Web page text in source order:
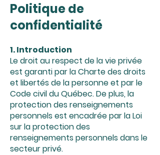
Politique de
confidentialité
1. Introduction
Le droit au respect de la vie privée
est garanti par la Charte des droits
et libertés de la personne et par le
Code civil du Québec. De plus, la
protection des renseignements
personnels est encadrée par la Loi
sur la protection des
renseignements personnels dans le
secteur privé.